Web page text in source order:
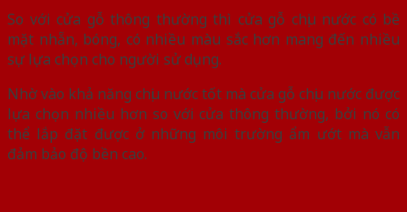
So với cửa gỗ thông thường thì cửa gỗ chịu nước có bề
mặt nhẵn, bóng, có nhiều màu sắc hơn mang đến nhiều
sự lựa chọn cho người sử dụng.
Nhờ vào khả năng chịu nước tốt mà cửa gỗ chịu nước được
lựa chọn nhiều hơn so với cửa thông thường, bởi nó có
thể lắp đặt được ở những môi trường ẩm ướt mà vẫn
đảm bảo độ bền cao.